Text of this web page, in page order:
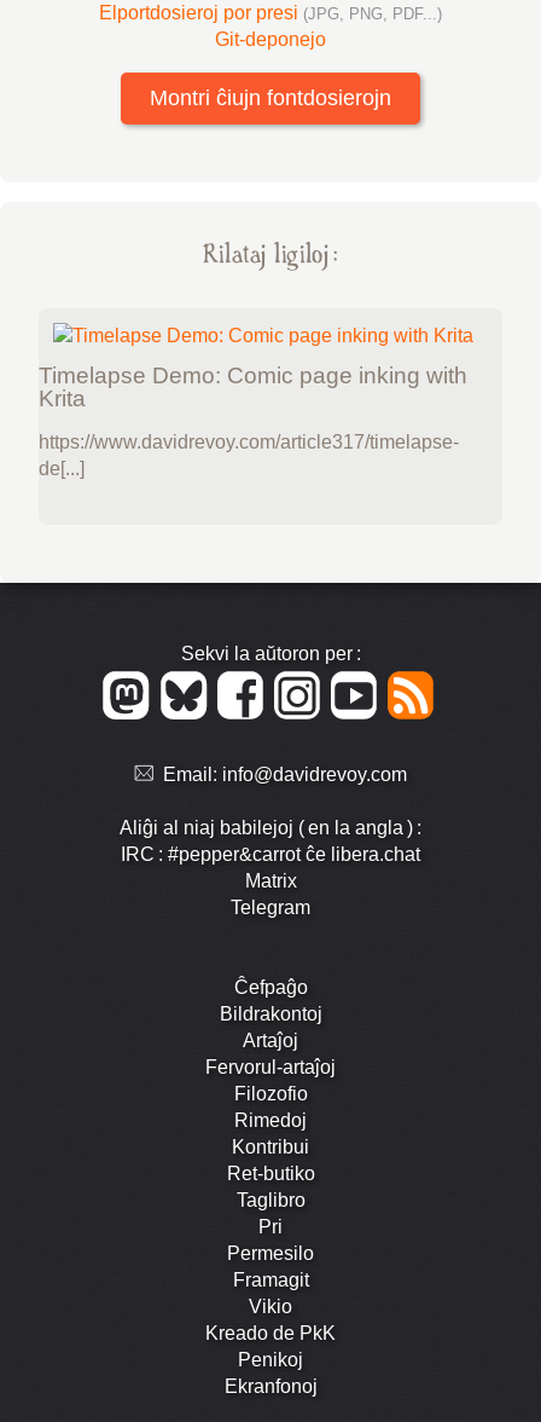
Elportdosieroj por presi (JPG, PNG, PDF...)
Git-deponejo
Montri ĉiujn fontdosierojn
Rilataj ligiloj :
Timelapse Demo: Comic page inking with
Krita
https://www.davidrevoy.com/article317/timelapse-
de[...]
Sekvi la aŭtoron per :
Email: info@davidrevoy.com
Aliĝi al niaj babilejoj ( en la angla ) :
IRC : #pepper&carrot ĉe libera.chat
Matrix
Telegram
Ĉefpaĝo
Bildrakontoj
Artaĵoj
Fervorul-artaĵoj
Filozofio
Rimedoj
Kontribui
Ret-butiko
Taglibro
Pri
Permesilo
Framagit
Vikio
Kreado de PkK
Penikoj
Ekranfonoj